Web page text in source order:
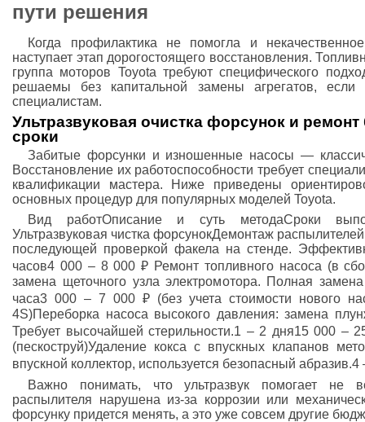
пути решения
Когда профилактика не помогла и
наступает этап дорогостоящего восстановления.
группа моторов Toyota требуют специфического
решаемы без капитальной замены агрегатов,
специалистам.
Ультразвуковая очистка форсунок и
сроки
Забитые форсунки и изношенные насосы —
Восстановление их работоспособности требует
квалификации мастера. Ниже приведены
основных процедур для популярных моделей Toyota.
Вид работОписание и суть методаСроки
Ультразвуковая чистка форсунокДемонтаж
последующей проверкой факела на стенде.
часов4 000 – 8 000 ₽ Ремонт топливного насоса (в
замена щеточного узла электромотора. Полная
часа3 000 – 7 000 ₽ (без учета стоимости нового
4S)Переборка насоса высокого давления: замена
Требует высочайшей стерильности.1 – 2 дня15 000 –
(пескоструй)Удаление кокса с впускных клапанов
впускной коллектор, используется безопасный
Важно понимать, что ультразвук помогает не
распылителя нарушена из-за коррозии или
форсунку придется менять, а это уже совсем другие